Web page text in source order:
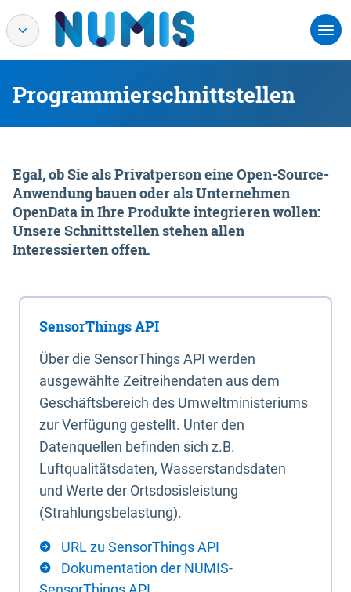
Programmierschnittstellen
Egal, ob Sie als Privatperson eine Open-Source-
Anwendung bauen oder als Unternehmen
OpenData in Ihre Produkte integrieren wollen:
Unsere Schnittstellen stehen allen
Interessierten offen.
SensorThings API
Über die SensorThings API werden
ausgewählte Zeitreihendaten aus dem
Geschäftsbereich des Umweltministeriums
zur Verfügung gestellt. Unter den
Datenquellen befinden sich z.B.
Luftqualitätsdaten, Wasserstandsdaten
und Werte der Ortsdosisleistung
(Strahlungsbelastung).
URL zu SensorThings API
Dokumentation der NUMIS-